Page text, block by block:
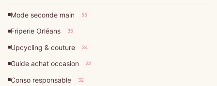
Mode seconde main 55
Friperie Orléans 35
Upcycling & couture 34
Guide achat occasion 32
Conso responsable 32